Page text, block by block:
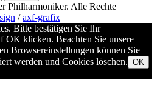
Philharmoniker. Alle Rechte
/axf-grafix
Bitte bestätigen Sie Ihr
OK klicken. Beachten Sie unsere
Browsereinstellungen können Sie
werden und Cookies löschen. OK